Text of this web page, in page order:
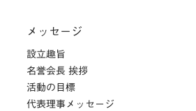
メッセージ
設立趣旨
名誉会長 挨拶
活動の目標
代表理事メッセージ